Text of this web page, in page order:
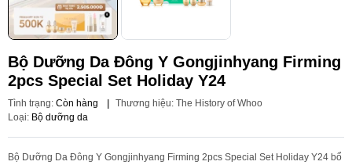
Bộ Dưỡng Da Đông Y Gongjinhyang Firming
2pcs Special Set Holiday Y24
Tình trạng: Còn hàng Thương hiệu: The History of Whoo
Loại: Bộ dưỡng da
Bộ Dưỡng Da Đông Y Gongjinhyang Firming 2pcs Special Set Holiday Y24 bổ